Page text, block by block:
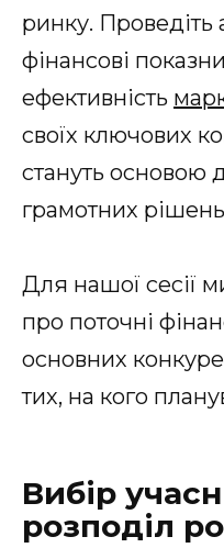
ринку. Проведіть
фінансові
ефективність
своїх ключових
стануть основою
грамотних
Для нашої сесії
про поточні
основних
тих, на кого
Вибір
розподіл